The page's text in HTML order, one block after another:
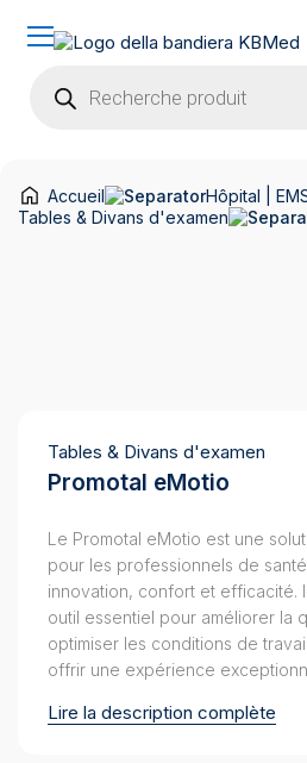
produits
Accueil
Hôpital |
Tables & Divans d'examen
Tables & Divans d'examen
Promotal eMotio
Le Promotal eMotio est une
pour les professionnels de
innovation, confort et efficacité.
outil essentiel pour améliorer la
optimiser les conditions de
offrir une expérience
Lire la description complète